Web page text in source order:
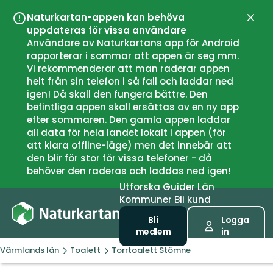
Naturkartan-appen kan behöva
uppdateras för vissa användare
Användare av Naturkartans app för Android
rapporterar i sommar att appen är seg mm.
Vi rekommenderar att man raderar appen
helt från sin telefon i så fall och laddar ned
igen! Då skall den fungera bättre. Den
befintliga appen skall ersättas av en ny app
efter sommaren. Den gamla appen laddar
all data för hela landet lokalt i appen (för
att klara offline-läge) men det innebär att
den blir för stor för vissa telefoner - då
behöver den raderas och laddas ned igen!
UtforskaGuiderLän
Kommuner Bli kund
Bli
medlem
Logga
in
Värmlands län Toalett Torrtoalett Stömne